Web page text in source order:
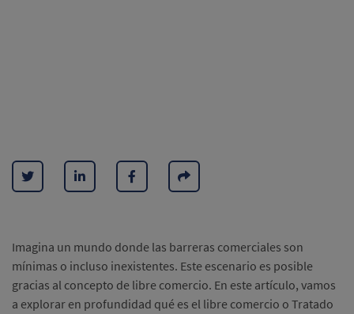
Imagina un mundo donde las barreras comerciales son
mínimas o incluso inexistentes. Este escenario es posible
gracias al concepto de libre comercio. En este artículo, vamos
a explorar en profundidad qué es el libre comercio o Tratado